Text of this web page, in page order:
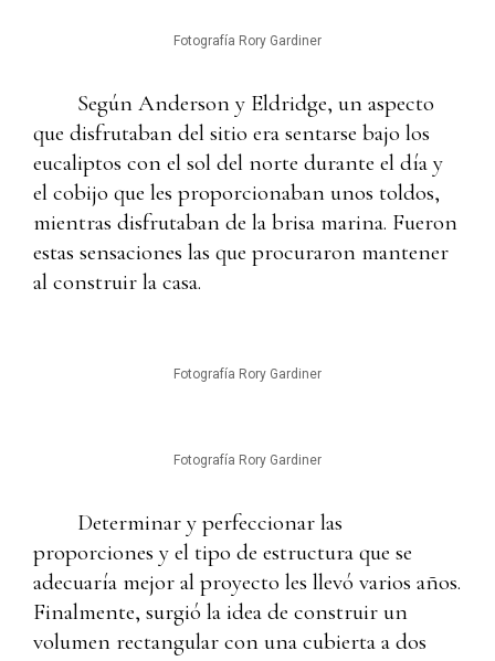
Fotografía Rory Gardiner
Según Anderson y Eldridge, un aspecto
que disfrutaban del sitio era sentarse bajo los
eucaliptos con el sol del norte durante el día y
el cobijo que les proporcionaban unos toldos,
mientras disfrutaban de la brisa marina. Fueron
estas sensaciones las que procuraron mantener
al construir la casa.
Fotografía Rory Gardiner
Fotografía Rory Gardiner
Determinar y perfeccionar las
proporciones y el tipo de estructura que se
adecuaría mejor al proyecto les llevó varios años.
Finalmente, surgió la idea de construir un
volumen rectangular con una cubierta a dos